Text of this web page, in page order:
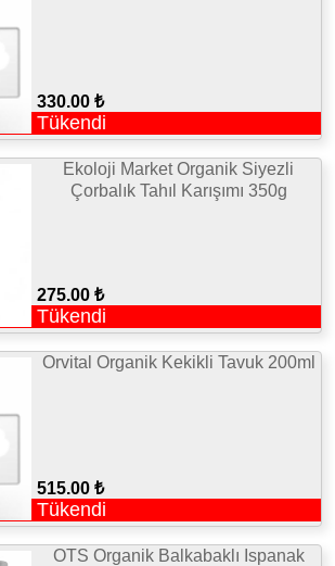
330.00 ₺
Tükendi
Ekoloji Market Organik Siyezli
Çorbalık Tahıl Karışımı 350g
275.00 ₺
Tükendi
Orvital Organik Kekikli Tavuk 200ml
515.00 ₺
Tükendi
OTS Organik Balkabaklı Ispanak